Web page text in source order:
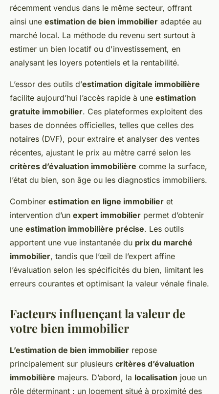
récemment vendus dans le même secteur, offrant
ainsi une estimation de bien immobilier adaptée au
marché local. La méthode du revenu sert surtout à
estimer un bien locatif ou d'investissement, en
analysant les loyers potentiels et la rentabilité.
L’essor des outils d’estimation digitale immobilière
facilite aujourd’hui l’accès rapide à une estimation
gratuite immobilier. Ces plateformes exploitent des
bases de données officielles, telles que celles des
notaires (DVF), pour extraire et analyser des ventes
récentes, ajustant le prix au mètre carré selon les
critères d’évaluation immobilière comme la surface,
l’état du bien, son âge ou les diagnostics immobiliers.
Combiner estimation en ligne immobilier et
intervention d’un expert immobilier permet d’obtenir
une estimation immobilière précise. Les outils
apportent une vue instantanée du prix du marché
immobilier, tandis que l’œil de l’expert affine
l’évaluation selon les spécificités du bien, limitant les
erreurs courantes et optimisant la valeur vénale finale.
Facteurs influençant la valeur de
votre bien immobilier
L’estimation de bien immobilier repose
principalement sur plusieurs critères d’évaluation
immobilière majeurs. D’abord, la localisation joue un
rôle déterminant : un logement situé à proximité des